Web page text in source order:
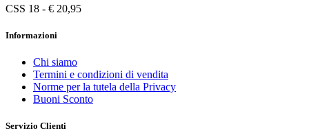
CSS 18 - € 20,95
Informazioni
Chi siamo
Termini e condizioni di vendita
Norme per la tutela della Privacy
Buoni Sconto
Servizio Clienti